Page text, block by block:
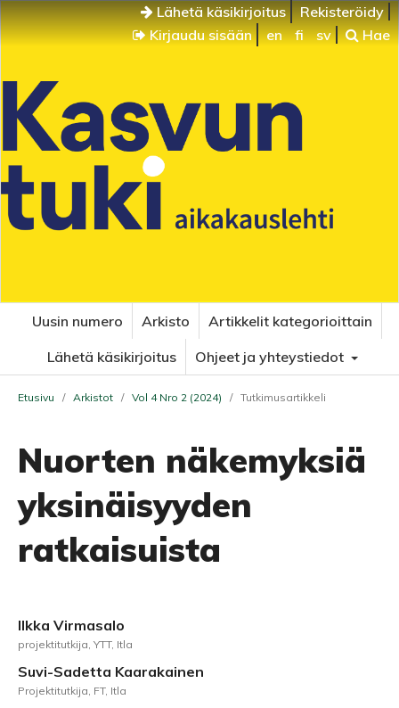
Lähetä käsikirjoitus
Rekisteröidy
Kirjaudu sisään
en fi sv Hae
Uusin numero Arkisto
Artikkelit kategorioittain
Lähetä käsikirjoitus
Ohjeet ja yhteystiedot
Etusivu / Arkistot / Vol 4 Nro 2 (2024) / Tutkimusartikkeli
Nuorten näkemyksiä
yksinäisyyden
ratkaisuista
Ilkka Virmasalo
projektitutkija, YTT, Itla
Suvi-Sadetta Kaarakainen
Projektitutkija, FT, Itla